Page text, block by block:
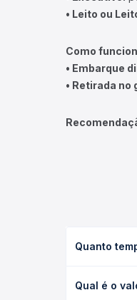
• Leito ou
Como
• Embarque
• Retirada no
Quanto
leito) e as
Qual é o